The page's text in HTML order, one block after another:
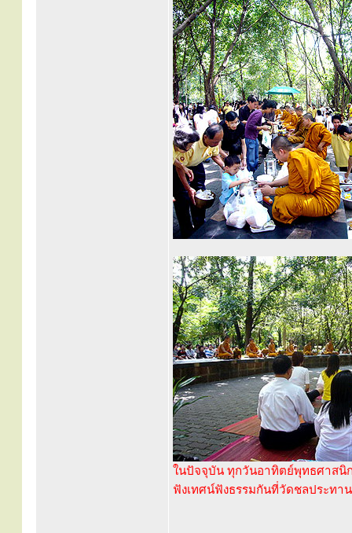
ในปัจจุบัน ทุกวันอาทิตย์พุทธศาสนิ
ฟังเทศน์ฟังธรรมกันที่วัดชลประทา